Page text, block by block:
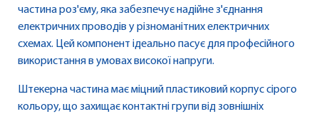
частина роз'єму, яка забезпечує надійне з'єднання
електричних проводів у різноманітних електричних
схемах. Цей компонент ідеально пасує для професійного
використання в умовах високої напруги.
Штекерна частина має міцний пластиковий корпус сірого
кольору, що захищає контактні групи від зовнішніх